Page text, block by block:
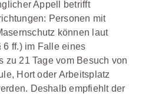
Appell betrifft
Personen mit
können laut
6 ff.) im Falle eines
zu 21 Tage vom Besuch von
Hort oder Arbeitsplatz
Deshalb empfiehlt der